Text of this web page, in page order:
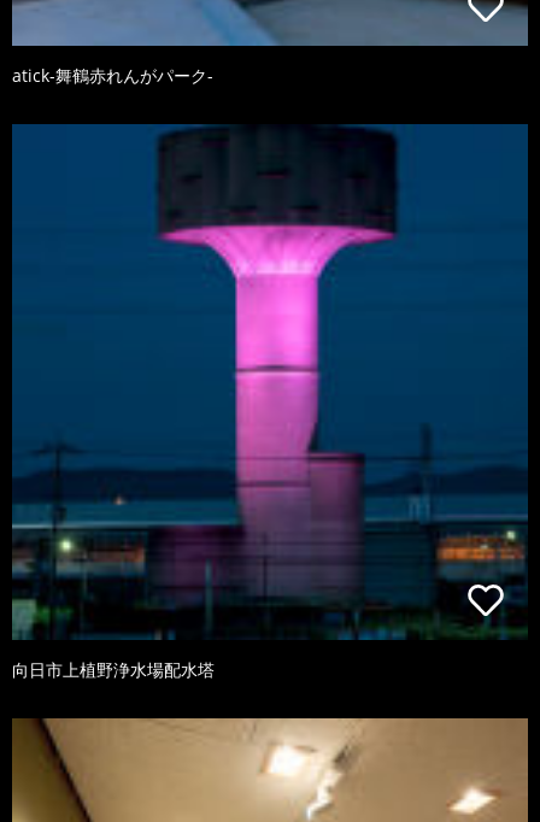
atick-舞鶴赤れんがパーク-
向日市上植野浄水場配水塔